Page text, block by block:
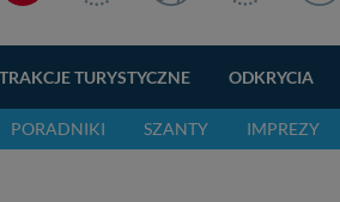
TURYSTYCZNE ODKRYCIA
PORADNIKI SZANTY IMPREZY